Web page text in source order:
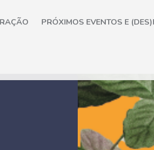
PRÓXIMOS EVENTOS E